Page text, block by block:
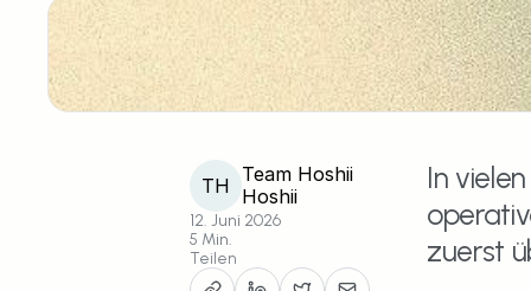
TH Team Hoshii
Hoshii
12. Juni 2026
5 Min.
Teilen
In
zuerst